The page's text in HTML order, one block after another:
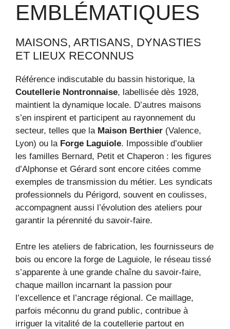
EMBLÉMATIQUES
MAISONS, ARTISANS, DYNASTIES
ET LIEUX RECONNUS
Référence indiscutable du bassin historique, la
Coutellerie Nontronnaise, labellisée dès 1928,
maintient la dynamique locale. D’autres maisons
s’en inspirent et participent au rayonnement du
secteur, telles que la Maison Berthier (Valence,
Lyon) ou la Forge Laguiole. Impossible d’oublier
les familles Bernard, Petit et Chaperon : les figures
d’Alphonse et Gérard sont encore citées comme
exemples de transmission du métier. Les syndicats
professionnels du Périgord, souvent en coulisses,
accompagnent aussi l’évolution des ateliers pour
garantir la pérennité du savoir-faire.
Entre les ateliers de fabrication, les fournisseurs de
bois ou encore la forge de Laguiole, le réseau tissé
s’apparente à une grande chaîne du savoir-faire,
chaque maillon incarnant la passion pour
l’excellence et l’ancrage régional. Ce maillage,
parfois méconnu du grand public, contribue à
irriguer la vitalité de la coutellerie partout en